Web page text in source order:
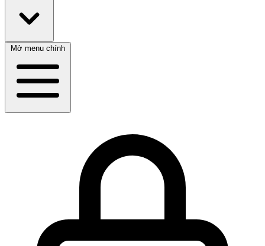
Mở menu chính